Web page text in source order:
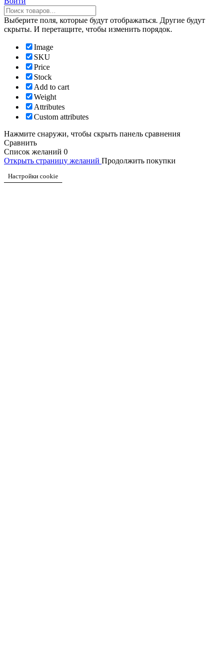
Прокрутка
вверх
Выберите поля, которые будут отображаться. Другие будут
скрыты. И перетащите, чтобы изменить порядок.
Image
SKU
Price
Stock
Add to cart
Weight
Attributes
Custom attributes
Нажмите снаружи, чтобы скрыть панель сравнения
Сравнить
Список желаний 0
Открыть страницу желаний Продолжить покупки
Настройки cookie